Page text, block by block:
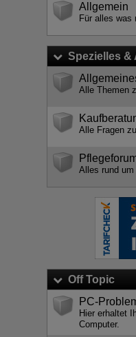
Allgemein
Für alles
Spezielles &
Alle Themen
Alle Fragen
Alles rund
Off Topic
PC-
Hier erhaltet
Computer.